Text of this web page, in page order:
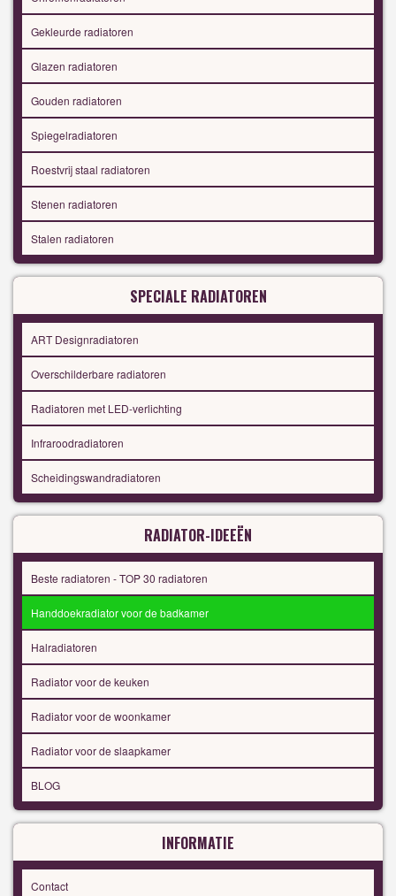
Gekleurde radiatoren
Glazen radiatoren
Gouden radiatoren
Spiegelradiatoren
Roestvrij staal radiatoren
Stenen radiatoren
Stalen radiatoren
SPECIALE RADIATOREN
ART Designradiatoren
Overschilderbare radiatoren
Radiatoren met LED-verlichting
Infraroodradiatoren
Scheidingswandradiatoren
RADIATOR-IDEEËN
Beste radiatoren - TOP 30 radiatoren
Handdoekradiator voor de badkamer
Halradiatoren
Radiator voor de keuken
Radiator voor de woonkamer
Radiator voor de slaapkamer
BLOG
INFORMATIE
Contact